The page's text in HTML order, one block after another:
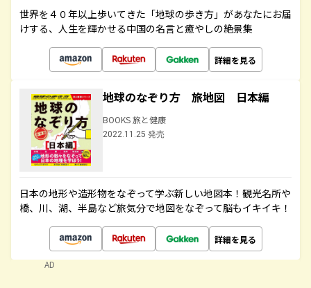
世界を４０年以上歩いてきた「地球の歩き方」があなたにお届
けする、人生を輝かせる中国の名言と癒やしの絶景集
詳細を見る
地球のなぞり方 旅地図 日本編
BOOKS 旅と健康
2022.11.25 発売
日本の地形や造形物をなぞって学ぶ新しい地図本！観光名所や
橋、川、湖、半島など旅気分で地図をなぞって脳もイキイキ！
詳細を見る
AD